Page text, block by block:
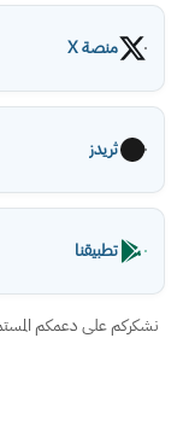
منصة X
ثريدز
تطبيقنا
نشكركم على دعمكم